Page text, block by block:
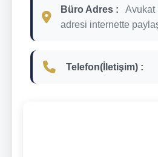
Büro Adres :
Avukat
adresi internette
Telefon(İletişim) :